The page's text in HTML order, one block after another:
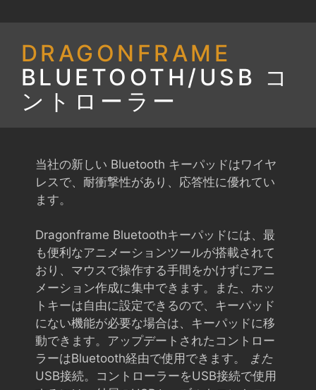
DRAGONFRAME
BLUETOOTH/USB コ
ントローラー
当社の新しい Bluetooth キーパッドはワイヤ
レスで、耐衝撃性があり、応答性に優れてい
ます。
Dragonframe Bluetoothキーパッドには、最
も便利なアニメーションツールが搭載されて
おり、マウスで操作する手間をかけずにアニ
メーション作成に集中できます。また、ホッ
トキーは自由に設定できるので、キーパッド
にない機能が必要な場合は、キーパッドに移
動できます。アップデートされたコントロー
ラーはBluetooth経由で使用できます。
また
USB接続。コントローラーをUSB接続で使用